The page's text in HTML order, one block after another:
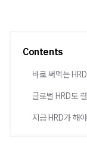
Contents
바로 써먹는
글로벌 HRD도
지금 HRD가 해